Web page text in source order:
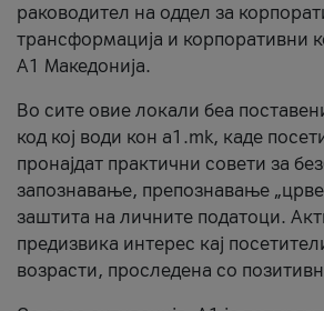
раководител на оддел за
трансформација и корпоративни
А1 Македонија.
Во сите овие локали беа
код кој води кон a1.mk, каде
пронајдат практични совети за
запознавање, препознавање
заштита на личните податоци.
предизвика интерес кај
возрасти, проследена со